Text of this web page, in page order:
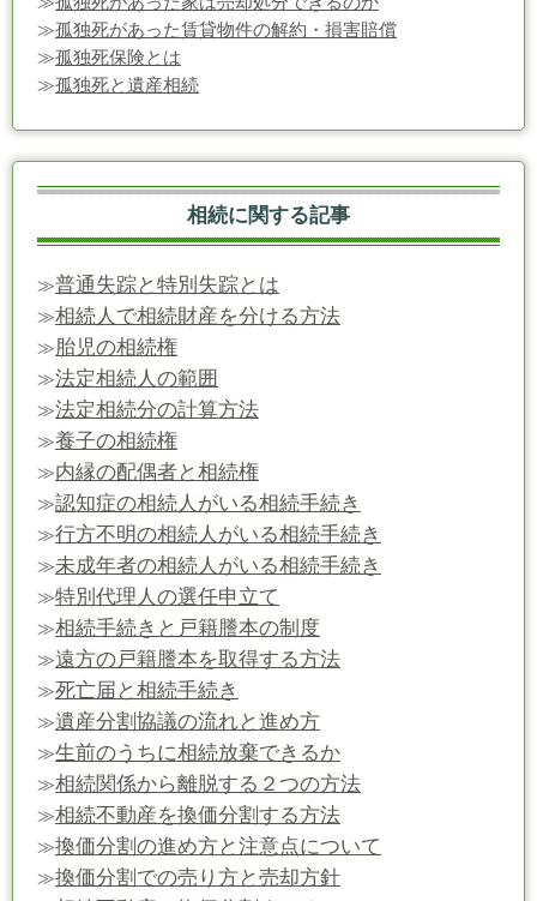
≫孤独死があった賃貸物件の解約・損害賠償
≫孤独死保険とは
≫孤独死と遺産相続
相続に関する記事
≫普通失踪と特別失踪とは
≫相続人で相続財産を分ける方法
≫胎児の相続権
≫法定相続人の範囲
≫法定相続分の計算方法
≫養子の相続権
≫内縁の配偶者と相続権
≫認知症の相続人がいる相続手続き
≫行方不明の相続人がいる相続手続き
≫未成年者の相続人がいる相続手続き
≫特別代理人の選任申立て
≫相続手続きと戸籍謄本の制度
≫遠方の戸籍謄本を取得する方法
≫死亡届と相続手続き
≫遺産分割協議の流れと進め方
≫生前のうちに相続放棄できるか
≫相続関係から離脱する２つの方法
≫相続不動産を換価分割する方法
≫換価分割の進め方と注意点について
≫換価分割での売り方と売却方針